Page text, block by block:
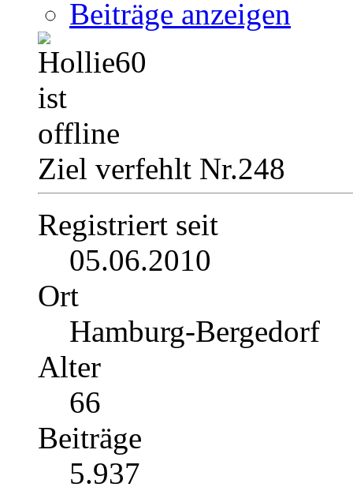
Beiträge anzeigen
Ziel verfehlt Nr.248
Registriert seit
05.06.2010
Ort
Hamburg-Bergedorf
Alter
66
Beiträge
5.937